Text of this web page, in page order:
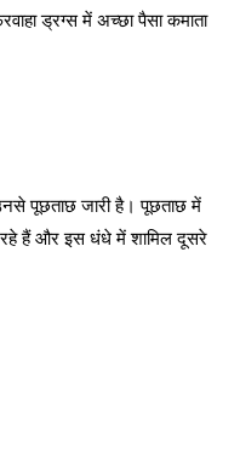
ड्रग्स में अच्छा पैसा कमाता
पूछताछ जारी है। पूछताछ में
हैं और इस धंधे में शामिल दूसरे